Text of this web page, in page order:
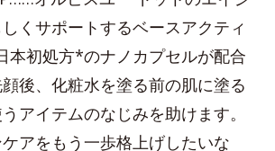
くサポートするベースアクティ
本初処方*のナノカプセルが配合
後、化粧水を塗る前の肌に塗る
アイテムのなじみを助けます。
アをもう一歩格上げしたいな